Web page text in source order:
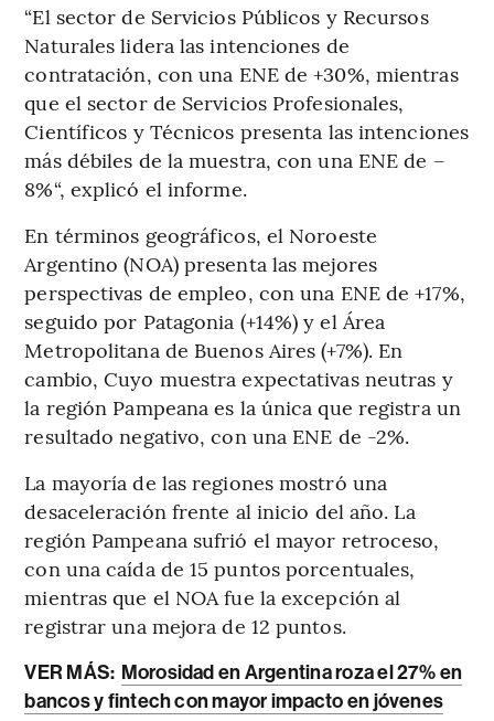
“El sector de Servicios Públicos y Recursos
Naturales lidera las intenciones de
contratación, con una ENE de +30%, mientras
que el sector de Servicios Profesionales,
Científicos y Técnicos presenta las intenciones
más débiles de la muestra, con una ENE de –
8%“, explicó el informe.
En términos geográficos, el Noroeste
Argentino (NOA) presenta las mejores
perspectivas de empleo, con una ENE de +17%,
seguido por Patagonia (+14%) y el Área
Metropolitana de Buenos Aires (+7%). En
cambio, Cuyo muestra expectativas neutras y
la región Pampeana es la única que registra un
resultado negativo, con una ENE de -2%.
La mayoría de las regiones mostró una
desaceleración frente al inicio del año. La
región Pampeana sufrió el mayor retroceso,
con una caída de 15 puntos porcentuales,
mientras que el NOA fue la excepción al
registrar una mejora de 12 puntos.
VER MÁS: Morosidad en Argentina roza el 27% en
bancos y fintech con mayor impacto en jóvenes